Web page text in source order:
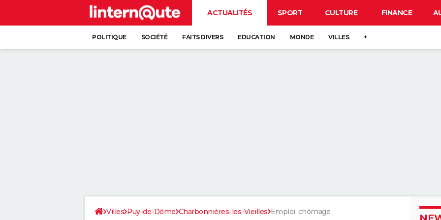
ACTUALITÉS SPORT CULTURE FINANCE
POLITIQUE SOCIÉTÉ FAITS DIVERS EDUCATION MONDE VILLES +
Villes Puy-de-Dôme Charbonnières-les-Vieilles Emploi, chômage